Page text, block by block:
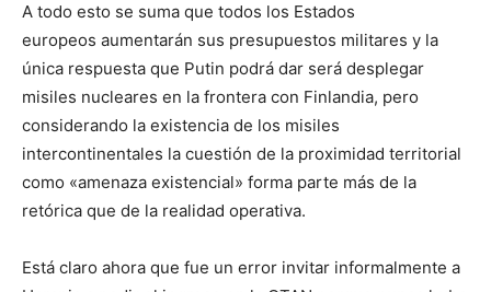
A todo esto se suma que todos los Estados
europeos aumentarán sus presupuestos militares y la
única respuesta que Putin podrá dar será desplegar
misiles nucleares en la frontera con Finlandia, pero
considerando la existencia de los misiles
intercontinentales la cuestión de la proximidad territorial
como «amenaza existencial» forma parte más de la
retórica que de la realidad operativa.
Está claro ahora que fue un error invitar informalmente a